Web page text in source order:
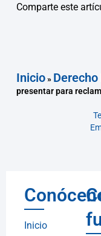
Comparte este
Inicio»
presentar para
Inicio